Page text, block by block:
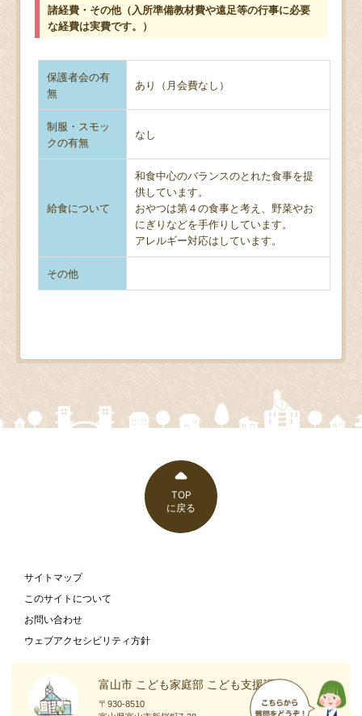
諸経費・その他（入所準備教材費や遠足等の行事に必要
な経費は実費です。）
保護者会の有
無
あり（月会費なし）
制服・スモッ
クの有無
なし
給食について
和食中心のバランスのとれた食事を提
供しています。
おやつは第４の食事と考え、野菜やお
にぎりなどを手作りしています。
アレルギー対応はしています。
その他
TOP
に戻る
サイトマップ
このサイトについて
お問い合わせ
ウェブアクセシビリティ方針
富山市 こども家庭部 こども支援課
〒930-8510